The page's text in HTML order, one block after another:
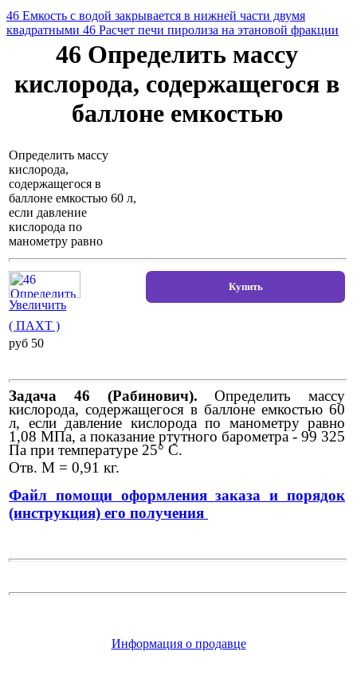
46 Емкость с водой закрывается в нижней части двумя
квадратными 46 Расчет печи пиролиза на этановой фракции
46 Определить массу
кислорода, содержащегося в
баллоне емкостью
Определить массу
кислорода,
содержащегося в
баллоне емкостью 60 л,
если давление
кислорода по
манометру равно
Увеличить
( ПАХТ )
pуб 50
Задача 46 (Рабинович). Определить массу
кислорода, содержащегося в баллоне емкостью 60
л, если давление кислорода по манометру равно
1,08 МПа, а показание ртутного барометра - 99 325
Па при температуре 25° С.
Отв. М = 0,91 кг.
Файл помощи оформления заказа и порядок
(инструкция) его получения
Информация о продавце